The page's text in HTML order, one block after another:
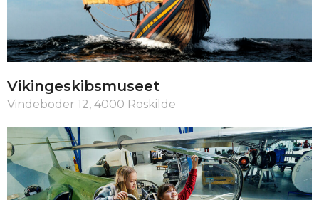
Vikingeskibsmuseet
Vindeboder 12, 4000 Roskilde